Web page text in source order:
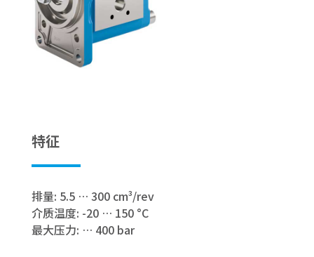
特征
排量: 5.5 … 300 cm³/rev
介质温度: -20 … 150 °C
最大压力: … 400 bar